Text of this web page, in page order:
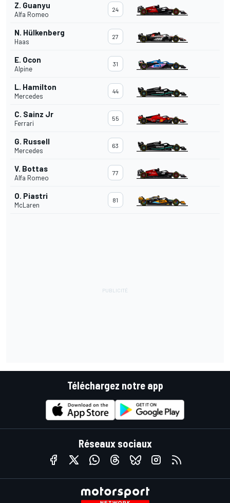
Z. Guanyu
Alfa Romeo
24
N. Hülkenberg
Haas
27
E. Ocon
Alpine
31
L. Hamilton
Mercedes
44
C. Sainz Jr
Ferrari
55
G. Russell
Mercedes
63
V. Bottas
Alfa Romeo
77
O. Piastri
McLaren
81
Téléchargez notre app
Réseaux sociaux